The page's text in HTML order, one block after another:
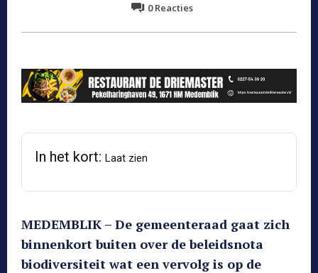
0Reacties
In het kort: Laat zien
MEDEMBLIK – De gemeenteraad gaat zich
binnenkort buiten over de beleidsnota
biodiversiteit wat een vervolg is op de